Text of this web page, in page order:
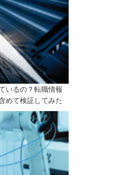
いるの？転職情報
めて検証してみた